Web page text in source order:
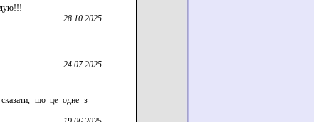
28.10.2025
24.07.2025
що це одне з